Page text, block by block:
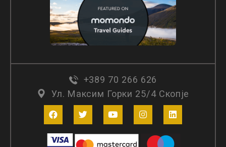
+389 70 266 626
Ул. Максим Горки 25/4 Скопје